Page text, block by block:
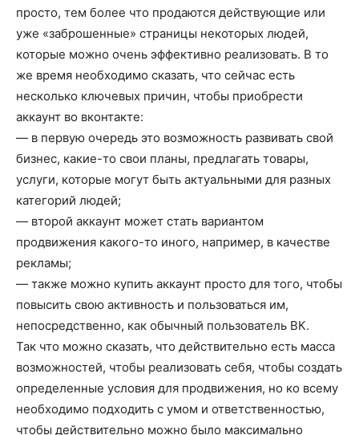
просто, тем более что продаются действующие или
уже «заброшенные» страницы некоторых людей,
которые можно очень эффективно реализовать. В то
же время необходимо сказать, что сейчас есть
несколько ключевых причин, чтобы приобрести
аккаунт во вконтакте:
— в первую очередь это возможность развивать свой
бизнес, какие-то свои планы, предлагать товары,
услуги, которые могут быть актуальными для разных
категорий людей;
— второй аккаунт может стать вариантом
продвижения какого-то иного, например, в качестве
рекламы;
— также можно купить аккаунт просто для того, чтобы
повысить свою активность и пользоваться им,
непосредственно, как обычный пользователь ВК.
Так что можно сказать, что действительно есть масса
возможностей, чтобы реализовать себя, чтобы создать
определенные условия для продвижения, но ко всему
необходимо подходить с умом и ответственностью,
чтобы действительно можно было максимально